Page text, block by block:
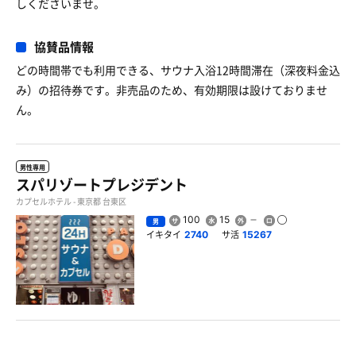
しくださいませ。
協賛品情報
どの時間帯でも利用できる、サウナ入浴12時間滞在（深夜料金込
み）の招待券です。非売品のため、有効期限は設けておりませ
ん。
男性専用
スパリゾートプレジデント
カプセルホテル - 東京都 台東区
男 100 15
イキタイ 2740 サ活 15267